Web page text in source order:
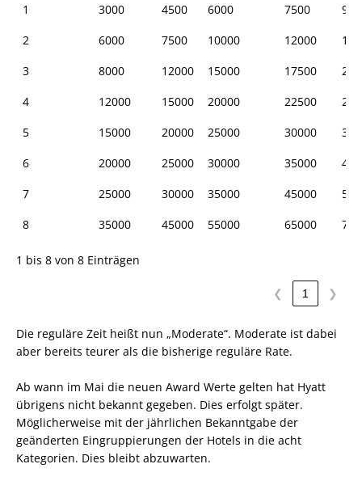
1 3000 4500 6000 7500
2
6000 7500 10000 12000
3
8000 12000 15000 17500
4
12000 15000 20000 22500
5
15000 20000 25000 30000
6
20000 25000 30000 35000
7
25000 30000 35000 45000
8
35000 45000 55000 65000
1 bis 8 von 8 Einträgen
❮ 1 ❯
Die reguläre Zeit heißt nun „Moderate“. Moderate ist dabei
aber bereits teurer als die bisherige reguläre Rate.
Ab wann im Mai die neuen Award Werte gelten hat Hyatt
übrigens nicht bekannt gegeben. Dies erfolgt später.
Möglicherweise mit der jährlichen Bekanntgabe der
geänderten Eingruppierungen der Hotels in die acht
Kategorien. Dies bleibt abzuwarten.